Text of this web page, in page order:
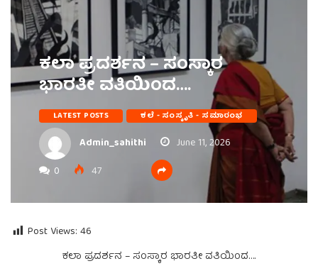
ಕಲಾ ಪ್ರದರ್ಶನ – ಸಂಸ್ಕಾರ
ಭಾರತೀ ವತಿಯಿಂದ….
LATEST POSTS ಕಲೆ - ಸಂಸ್ಕೃತಿ - ಸಮಾರಂಭ
Admin_sahithi
June 11, 2026
0
47
Post Views: 46
ಕಲಾ ಪ್ರದರ್ಶನ – ಸಂಸ್ಕಾರ ಭಾರತೀ ವತಿಯಿಂದ….